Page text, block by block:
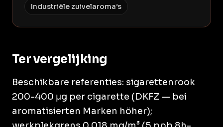
Industriële zuivelaroma’s
Ter vergelijking
Beschikbare referenties: sigarettenrook
200-400 μg per cigarette (DKFZ — bei
aromatisierten Marken höher);